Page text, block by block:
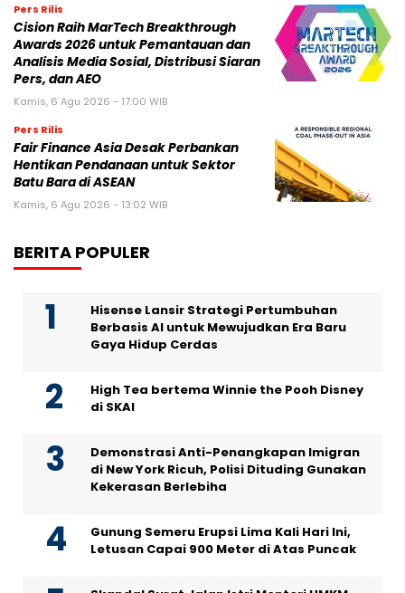
Pers Rilis
Cision Raih MarTech Breakthrough
Awards 2026 untuk Pemantauan dan
Analisis Media Sosial, Distribusi Siaran
Pers, dan AEO
Kamis, 6 Agu 2026 - 17:00 WIB
Pers Rilis
Fair Finance Asia Desak Perbankan
Hentikan Pendanaan untuk Sektor
Batu Bara di ASEAN
Kamis, 6 Agu 2026 - 13:02 WIB
BERITA POPULER
Hisense Lansir Strategi Pertumbuhan
Berbasis AI untuk Mewujudkan Era Baru
Gaya Hidup Cerdas
High Tea bertema Winnie the Pooh Disney
di SKAI
Demonstrasi Anti-Penangkapan Imigran
di New York Ricuh, Polisi Dituding Gunakan
Kekerasan Berlebiha
Gunung Semeru Erupsi Lima Kali Hari Ini,
Letusan Capai 900 Meter di Atas Puncak